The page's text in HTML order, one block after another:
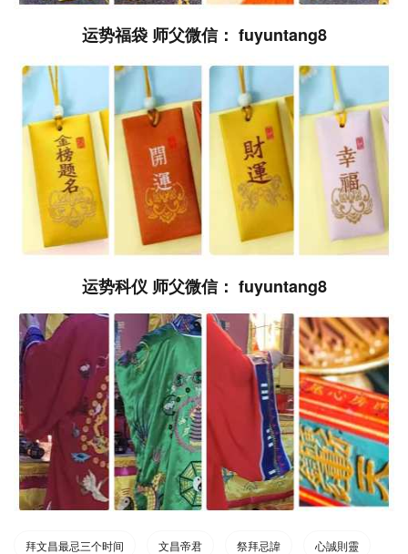
运势福袋 师父微信： fuyuntang8
运势科仪 师父微信： fuyuntang8
拜文昌最忌三个时间 文昌帝君 祭拜忌諱
心誠則靈